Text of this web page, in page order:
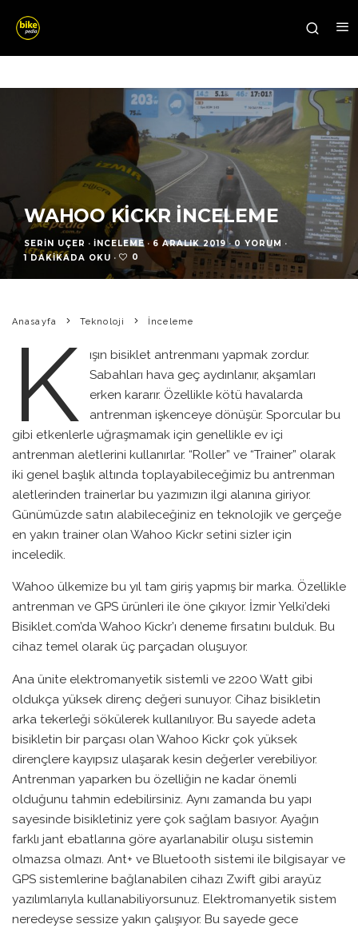
WAHOO KICKR İNCELEME
SERIN UÇER · İNCELEME · 6 ARALIK 2019 · 0 YORUM ·
1 DAKIKADA OKU · 0
Anasayfa Teknoloji İnceleme
K
ışın bisiklet antrenmanı yapmak zordur.
Sabahları hava geç aydınlanır, akşamları
erken kararır. Özellikle kötü havalarda
antrenman işkenceye dönüşür. Sporcular bu
gibi etkenlerle uğraşmamak için genellikle ev içi
antrenman aletlerini kullanırlar. “Roller” ve “Trainer” olarak
iki genel başlık altında toplayabileceğimiz bu antrenman
aletlerinden trainerlar bu yazımızın ilgi alanına giriyor.
Günümüzde satın alabileceğiniz en teknolojik ve gerçeğe
en yakın trainer olan Wahoo Kickr setini sizler için
inceledik.
Wahoo ülkemize bu yıl tam giriş yapmış bir marka. Özellikle
antrenman ve GPS ürünleri ile öne çıkıyor. İzmir Yelki’deki
Bisiklet.com’da Wahoo Kickr’ı deneme fırsatını bulduk. Bu
cihaz temel olarak üç parçadan oluşuyor.
Ana ünite elektromanyetik sistemli ve 2200 Watt gibi
oldukça yüksek direnç değeri sunuyor. Cihaz bisikletin
arka tekerleği sökülerek kullanılıyor. Bu sayede adeta
bisikletin bir parçası olan Wahoo Kickr çok yüksek
dirençlere kayıpsız ulaşarak kesin değerler verebiliyor.
Antrenman yaparken bu özelliğin ne kadar önemli
olduğunu tahmin edebilirsiniz. Aynı zamanda bu yapı
sayesinde bisikletiniz yere çok sağlam basıyor. Ayağın
farklı jant ebatlarına göre ayarlanabilir oluşu sistemin
olmazsa olmazı. Ant+ ve Bluetooth sistemi ile bilgisayar ve
GPS sistemlerine bağlanabilen cihazı Zwift gibi arayüz
yazılımlarıyla kullanabiliyorsunuz. Elektromanyetik sistem
neredeyse sessize yakın çalışıyor. Bu sayede gece